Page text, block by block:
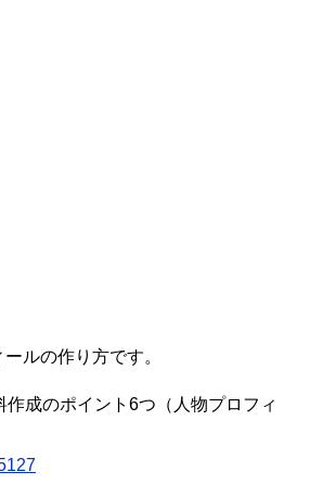
ルの作り方です。
成のポイント6つ（人物プロフィ